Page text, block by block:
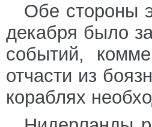
Обе стороны
декабря было
событий,
отчасти из
кораблях